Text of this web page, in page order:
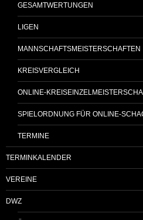
GESAMTWERTUNGEN
LIGEN
MANNSCHAFTSMEISTERSCHAFTEN
KREISVERGLEICH
ONLINE-
SPIELORDNUNG FÜR ONLINE-
TERMINE
TERMINKALENDER
VEREINE
DWZ